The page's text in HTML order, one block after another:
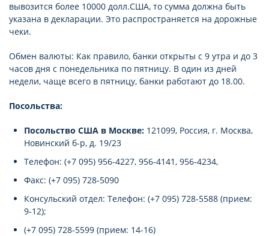
вывозится более 10000 долл.США, то сумма должна быть
указана в декларации. Это распространяется на дорожные
чеки.
Обмен валюты: Как правило, банки открыты с 9 утра и до 3
часов дня с понедельника по пятницу. В один из дней
недели, чаще всего в пятницу, банки работают до 18.00.
Посольства:
Посольство США в Москве: 121099, Россия, г. Москва,
Новинский б-р, д. 19/23
Телефон: (+7 095) 956-4227, 956-4141, 956-4234,
Факс: (+7 095) 728-5090
Консульский отдел: Телефон: (+7 095) 728-5588 (прием:
9-12);
(+7 095) 728-5599 (прием: 14-16)